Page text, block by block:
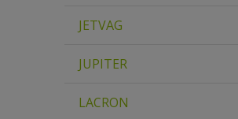
JETVAG
JUPITER
LACRON